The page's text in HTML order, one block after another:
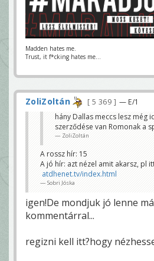
Madden hates me.
Trust, it f*cking hates me...
ZoliZoltán 5 369 — E/1
hány Dallas meccs lesz még
szerződése van Romonak a
ZoliZoltán
A rossz hír: 15
A jó hír: azt nézel amit akarsz, pl
atdhenet.tv/index.html
Sobri Jóska
igen!De mondjuk jó lenne
kommentárral...
regizni kell itt?hogy